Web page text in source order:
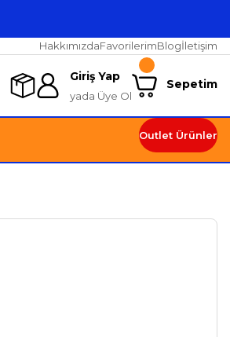
HakkımızdaFavorilerimBlogİletişim
Giriş Yap
yada Üye Ol
Sepetim
Outlet Ürünler